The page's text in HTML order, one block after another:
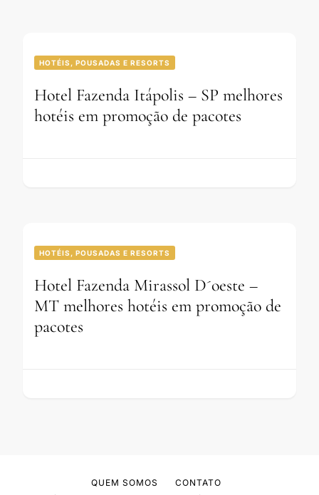
HOTÉIS, POUSADAS E RESORTS
Hotel Fazenda Itápolis – SP melhores
hotéis em promoção de pacotes
HOTÉIS, POUSADAS E RESORTS
Hotel Fazenda Mirassol D´oeste –
MT melhores hotéis em promoção de
pacotes
QUEM SOMOS
CONTATO